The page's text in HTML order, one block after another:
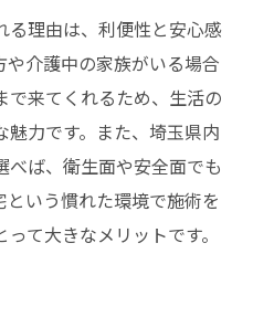
る理由は、利便性と安心感
介護中の家族がいる場合
で来てくれるため、生活の
力です。また、埼玉県内
ば、衛生面や安全面でも
いう慣れた環境で施術を
て大きなメリットです。